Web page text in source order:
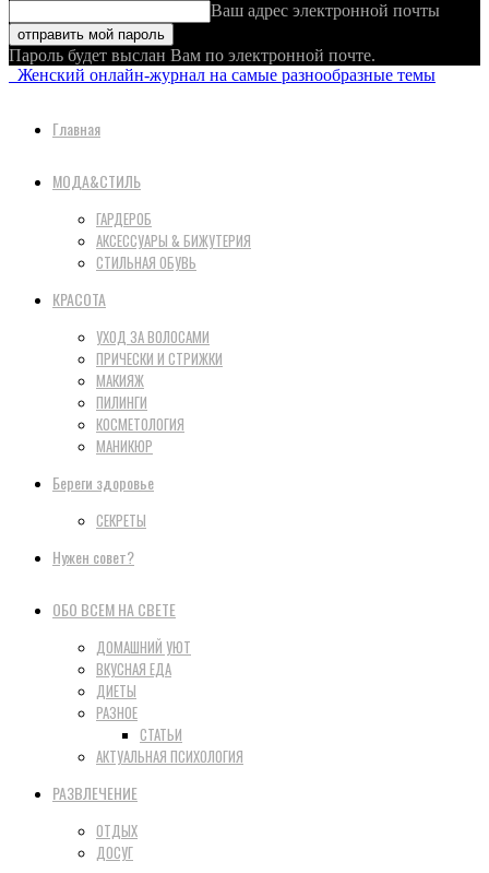
Ваш адрес электронной почты
Пароль будет выслан Вам по электронной почте.
Женский онлайн-журнал на самые разнообразные темы
Главная
МОДА&СТИЛЬ
ГАРДЕРОБ
АКСЕССУАРЫ & БИЖУТЕРИЯ
СТИЛЬНАЯ ОБУВЬ
КРАСОТА
УХОД ЗА ВОЛОСАМИ
ПРИЧЕСКИ И СТРИЖКИ
МАКИЯЖ
ПИЛИНГИ
КОСМЕТОЛОГИЯ
МАНИКЮР
Береги здоровье
СЕКРЕТЫ
Нужен совет?
ОБО ВСЕМ НА СВЕТЕ
ДОМАШНИЙ УЮТ
ВКУСНАЯ ЕДА
ДИЕТЫ
РАЗНОЕ
СТАТЬИ
АКТУАЛЬНАЯ ПСИХОЛОГИЯ
РАЗВЛЕЧЕНИЕ
ОТДЫХ
ДОСУГ